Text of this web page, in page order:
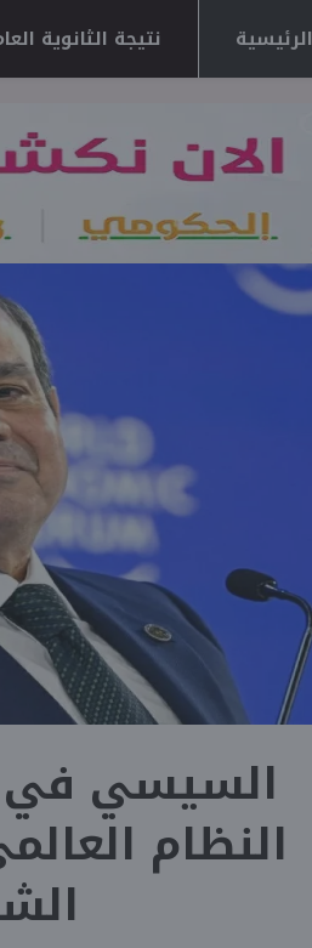
الرئيسية نتيجة الثانوية العامة
السيسي في
النظام